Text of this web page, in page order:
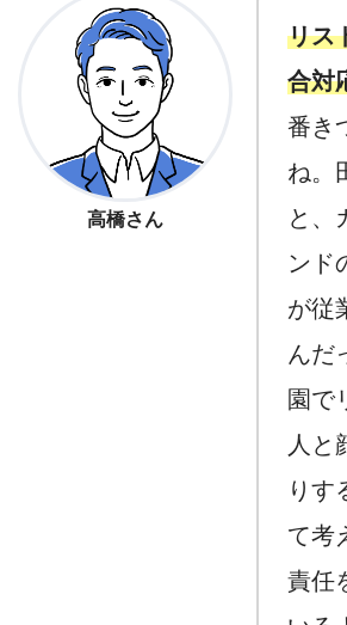
高橋さん
リス
合対
番き
ね。
と、
ンド
が従
んだ
園で
人と
りす
て考
責任